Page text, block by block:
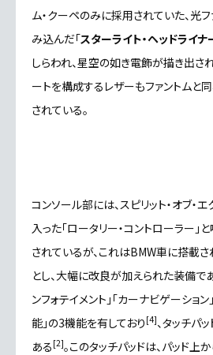
ム・クーペのみに採用されていた、 光
み込んだ「スターライト・ヘッドライナ
しらわれ、星空の如き電飾が描き出さ
ートを構成する レザーもファントムと
されている。
コンソール部には、スピリット・オブ・
入った「ロータリー・コントローラー」
されているが、これはBMW車に搭載さ
とし、大幅に改良が加えられた装備で
ンフォテイメント」「カーナビゲーション
能」の3機能を有しており [4]、タッチパッ
ある [2]。このタッチパッドは、パッド